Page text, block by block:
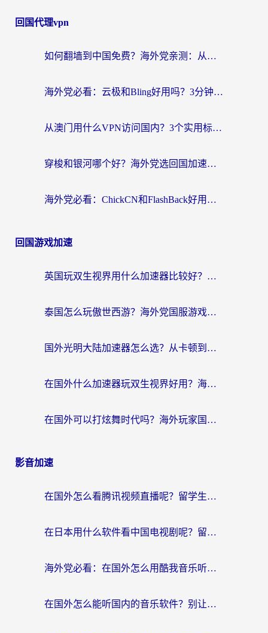
回国代理vpn
如何翻墙到中国免费？海外党亲测：从踩坑到选对加速器的全攻略
海外党必看：云极和Bling好用吗？3分钟教你选对回国加速器
从澳门用什么VPN访问国内？3个实用标准帮你避开坑，无缝刷剧听歌
穿梭和银河哪个好？海外党选回国加速器的避坑指南，附番茄加速器实测体验
海外党必看：ChickCN和FlashBack好用吗？3招教你选对回国加速器（附云极、HomeCN、斧牛vs艾果对比）
回国游戏加速
英国玩双生视界用什么加速器比较好？海外党亲测有效的国服游戏加速方案
泰国怎么玩傲世西游？海外党国服游戏加速终极攻略（附光明大陆量子特攻实测）
国外光明大陆加速器怎么选？从卡顿到丝滑的终极指南（含德国玩走开外星人墨西哥玩俄罗斯方块技巧）
在国外什么加速器玩双生视界好用？海外党亲测不踩坑的终极指南
在国外可以打炫舞时代吗？海外玩家国服游戏加速全攻略（附实测推荐）
影音加速
在国外怎么看腾讯视频直播呢？留学生亲测有效的回国加速指南
在日本用什么软件看中国电视剧呢？留学生亲测有效的回国加速方案
海外党必看：在国外怎么用酷我音乐听音乐？告别“地区不支持”的实用指南
在国外怎么能听国内的音乐软件？别让版权限制断了你的“中文歌单”